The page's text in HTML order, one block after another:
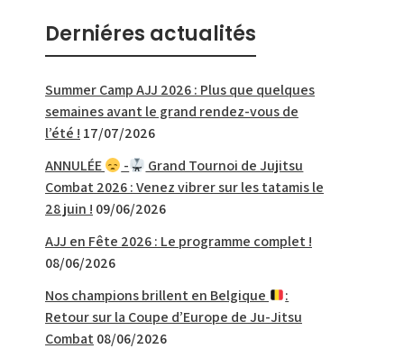
Derniéres actualités
Summer Camp AJJ 2026 : Plus que quelques
semaines avant le grand rendez-vous de
l’été ! 17/07/2026
ANNULÉE
-
Grand Tournoi de Jujitsu
Combat 2026 : Venez vibrer sur les tatamis le
28 juin ! 09/06/2026
AJJ en Fête 2026 : Le programme complet !
08/06/2026
Nos champions brillent en Belgique
:
Retour sur la Coupe d’Europe de Ju-Jitsu
Combat 08/06/2026